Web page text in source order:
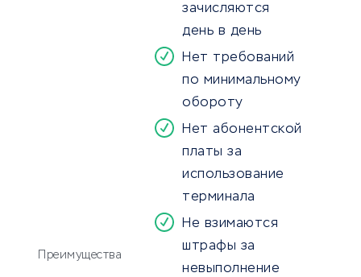
Преимущества
зачисляются
день в день
Нет требований
по минимальному
обороту
Нет абонентской
платы за
использование
терминала
Не взимаются
штрафы за
невыполнение